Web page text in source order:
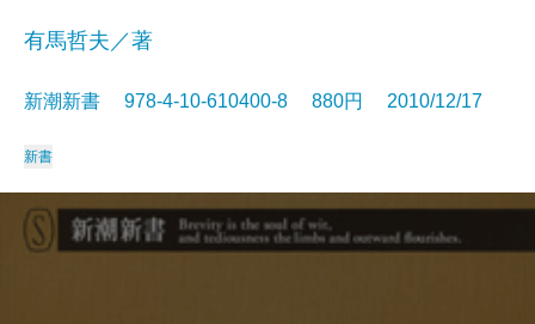
有馬哲夫／著
新潮新書 978-4-10-610400-8 880円 2010/12/17
新書